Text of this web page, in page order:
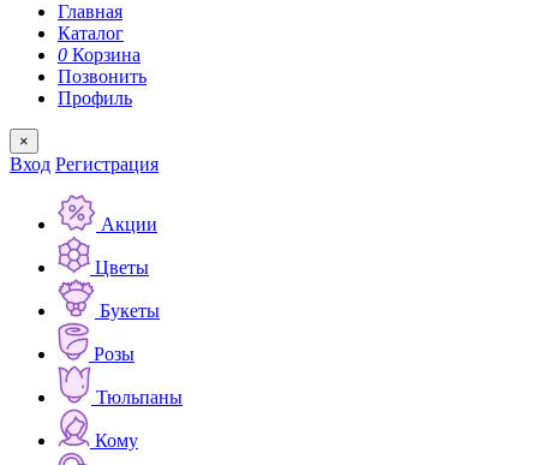
Главная
Каталог
0 Корзина
Позвонить
Профиль
×
Вход Регистрация
Акции
Цветы
Букеты
Розы
Тюльпаны
Кому